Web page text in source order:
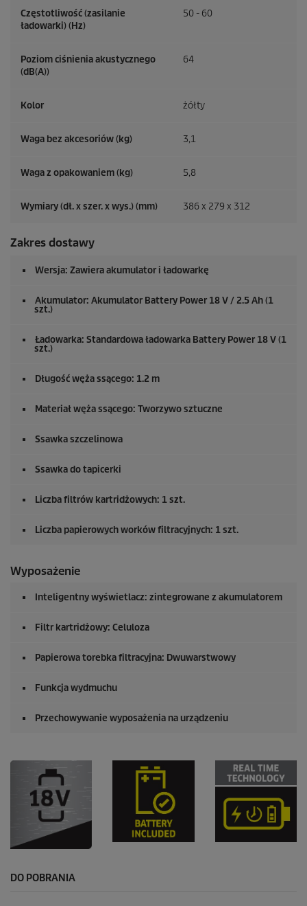
Częstotliwość (zasilanie
ładowarki) (Hz)
50 - 60
Poziom ciśnienia akustycznego
(dB(A))
64
Kolor żółty
Waga bez akcesoriów (kg) 3,1
Waga z opakowaniem (kg) 5,8
Wymiary (dł. x szer. x wys.) (mm) 386 x 279 x 312
Zakres dostawy
Wersja: Zawiera akumulator i ładowarkę
Akumulator: Akumulator Battery Power 18 V / 2.5 Ah (1
szt.)
Ładowarka: Standardowa ładowarka Battery Power 18 V (1
szt.)
Długość węża ssącego: 1.2 m
Materiał węża ssącego: Tworzywo sztuczne
Ssawka szczelinowa
Ssawka do tapicerki
Liczba filtrów kartridżowych: 1 szt.
Liczba papierowych worków filtracyjnych: 1 szt.
Wyposażenie
Inteligentny wyświetlacz: zintegrowane z akumulatorem
Filtr kartridżowy: Celuloza
Papierowa torebka filtracyjna: Dwuwarstwowy
Funkcja wydmuchu
Przechowywanie wyposażenia na urządzeniu
DO POBRANIA